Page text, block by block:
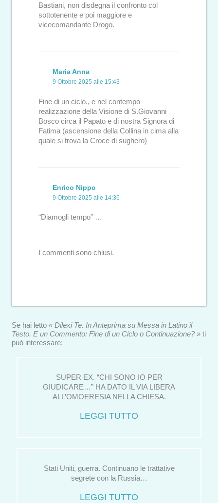
Bastiani, non disdegna il confronto col
sottotenente e poi maggiore e
vicecomandante Drogo.
Maria Anna
9 Ottobre 2025 alle 15:43
Fine di un ciclo., e nel contempo
realizzazione della Visione di S.Giovanni
Bosco circa il Papato e di nostra Signora di
Fatima (ascensione della Collina in cima alla
quale si trova la Croce di sughero)
Enrico Nippo
9 Ottobre 2025 alle 14:36
“Diamogli tempo” …
I commenti sono chiusi.
Se hai letto « Dilexi Te. In Anteprima su Messa in Latino il
Testo. E un Commento: Fine di un Ciclo o Continuazione? » ti
può interessare:
SUPER EX. “CHI SONO IO PER
GIUDICARE…” HA DATO IL VIA LIBERA
ALL’OMOERESIA NELLA CHIESA.
LEGGI TUTTO
Stati Uniti, guerra. Continuano le trattative
segrete con la Russia…
LEGGI TUTTO